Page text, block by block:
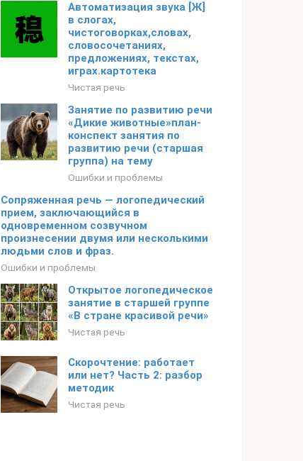
Автоматизация звука [Ж]
в слогах,
чистоговорках,словах,
словосочетаниях,
предложениях, текстах,
играх.картотека
Чистая речь
Занятие по развитию речи
«Дикие животные»план-
конспект занятия по
развитию речи (старшая
группа) на тему
Ошибки и проблемы
Сопряженная речь — логопедический
прием, заключающийся в
одновременном созвучном
произнесении двумя или несколькими
людьми слов и фраз.
Ошибки и проблемы
Открытое логопедическое
занятие в старшей группе
«В стране красивой речи»
Чистая речь
Скорочтение: работает
или нет? Часть 2: разбор
методик
Чистая речь